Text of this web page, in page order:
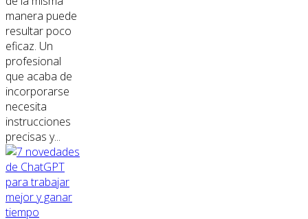
manera puede
resultar poco
eficaz. Un
profesional
que acaba de
incorporarse
necesita
instrucciones
precisas y...